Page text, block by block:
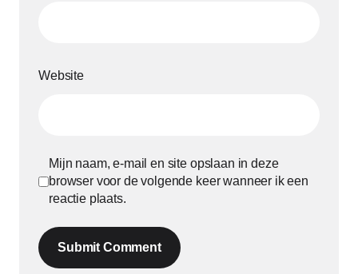
Website
Mijn naam, e-mail en site opslaan in deze
browser voor de volgende keer wanneer ik een
reactie plaats.
Submit Comment